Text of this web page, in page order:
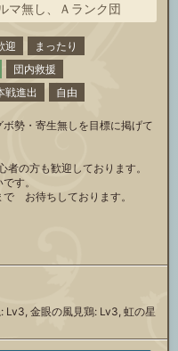
マ無し、Ａランク団
迎
まったり
団内救援
戦進出 自由
勢・寄生無しを目標に掲げて
の方も歓迎しております。
す。
お待ちしております。
Lv3, 金眼の風見鶏: Lv3, 虹の星